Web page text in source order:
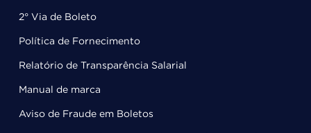
2° Via de Boleto
Política de Fornecimento
Relatório de Transparência Salarial
Manual de marca
Aviso de Fraude em Boletos